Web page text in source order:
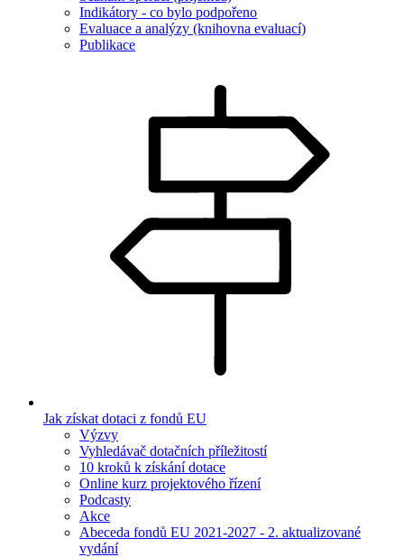
Indikátory - co bylo podpořeno
Evaluace a analýzy (knihovna evaluací)
Publikace
Jak získat dotaci z fondů EU
Výzvy
Vyhledávač dotačních příležitostí
10 kroků k získání dotace
Online kurz projektového řízení
Podcasty
Akce
Abeceda fondů EU 2021-2027 - 2. aktualizované
vydání